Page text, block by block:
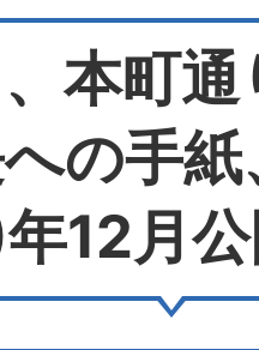
本町
の手
12月